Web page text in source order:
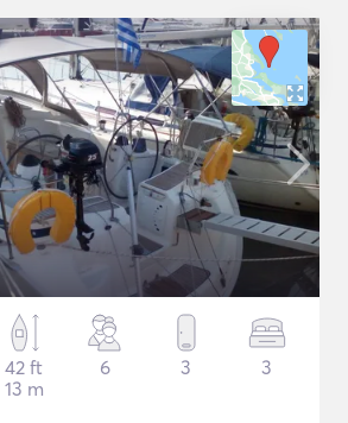
42 ft
13 m
6 3 3